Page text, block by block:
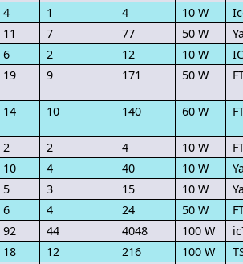
4 1 4 10 W
11 7 77 50 W
6 2 12 10 W
19 9 171 50 W
14 10 140 60 W
2 2 4 10 W
10 4 40 10 W
5 3 15 10 W
6 4 24 50 W
92 44 4048 100 W
18 12 216 100 W